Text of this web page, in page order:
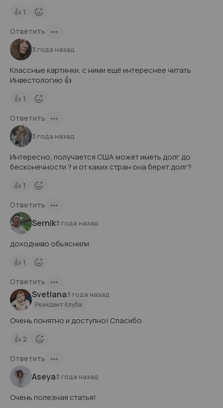
👍 1
Ответить
3 года назад
Классные картинки, с ними ещё интереснее читать
Инвестологию 👍
👍 1
Ответить
3 года назад
Интересно, получается США может иметь долг до
бесконечности ? и от каких стран она берет долг?
👍 1
Ответить
Sernik3 года назад
доходчиво обьяснили
👍 1
Ответить
Svetlana3 года назад
Резидент Клуба
Очень понятно и доступно! Спасибо
👍 2
Ответить
Aseya3 года назад
Очень полезная статья!